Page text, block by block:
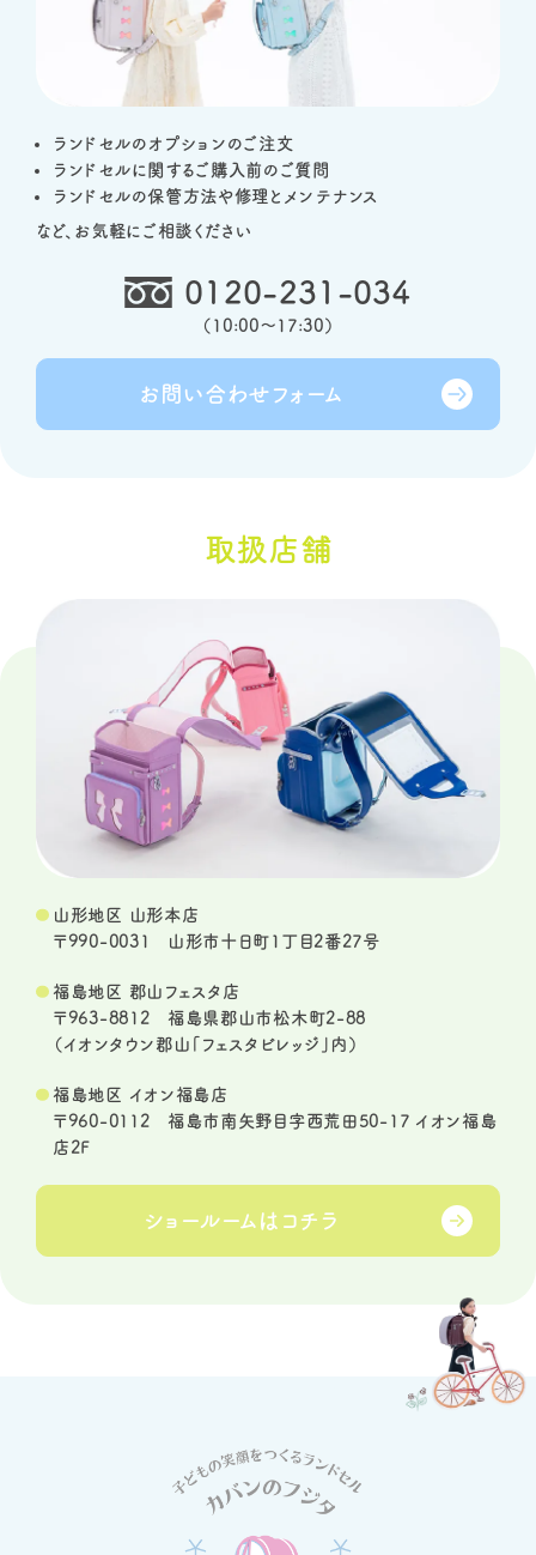
ランドセルのオプションのご注文
ランドセルに関するご購入前のご質問
ランドセルの保管方法や修理とメンテナンス
など、お気軽にご相談ください
0120-231-034
（ 10:00～17:30 ）
お問い合わせ フォーム
取扱店舗
山形地区 山形本店
〒990-0031 山形市十日町1丁目2番27号
福島地区 郡山フェスタ店
〒963-8812 福島県郡山市松木町2-88
（イオンタウン郡山「フェスタビレッジ」内）
福島地区 イオン福島店
〒960-0112 福島市南矢野目字西荒田50-17 イオン福島
店2F
ショールームは コチラ